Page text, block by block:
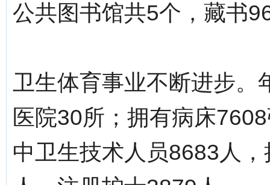
公共图书馆共5个，藏书
卫生体育事业不断进步
医院30所；拥有病床
中卫生技术人员8683人